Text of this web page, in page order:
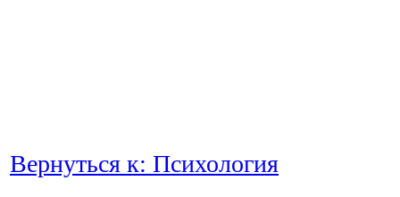
Вернуться к: Психология